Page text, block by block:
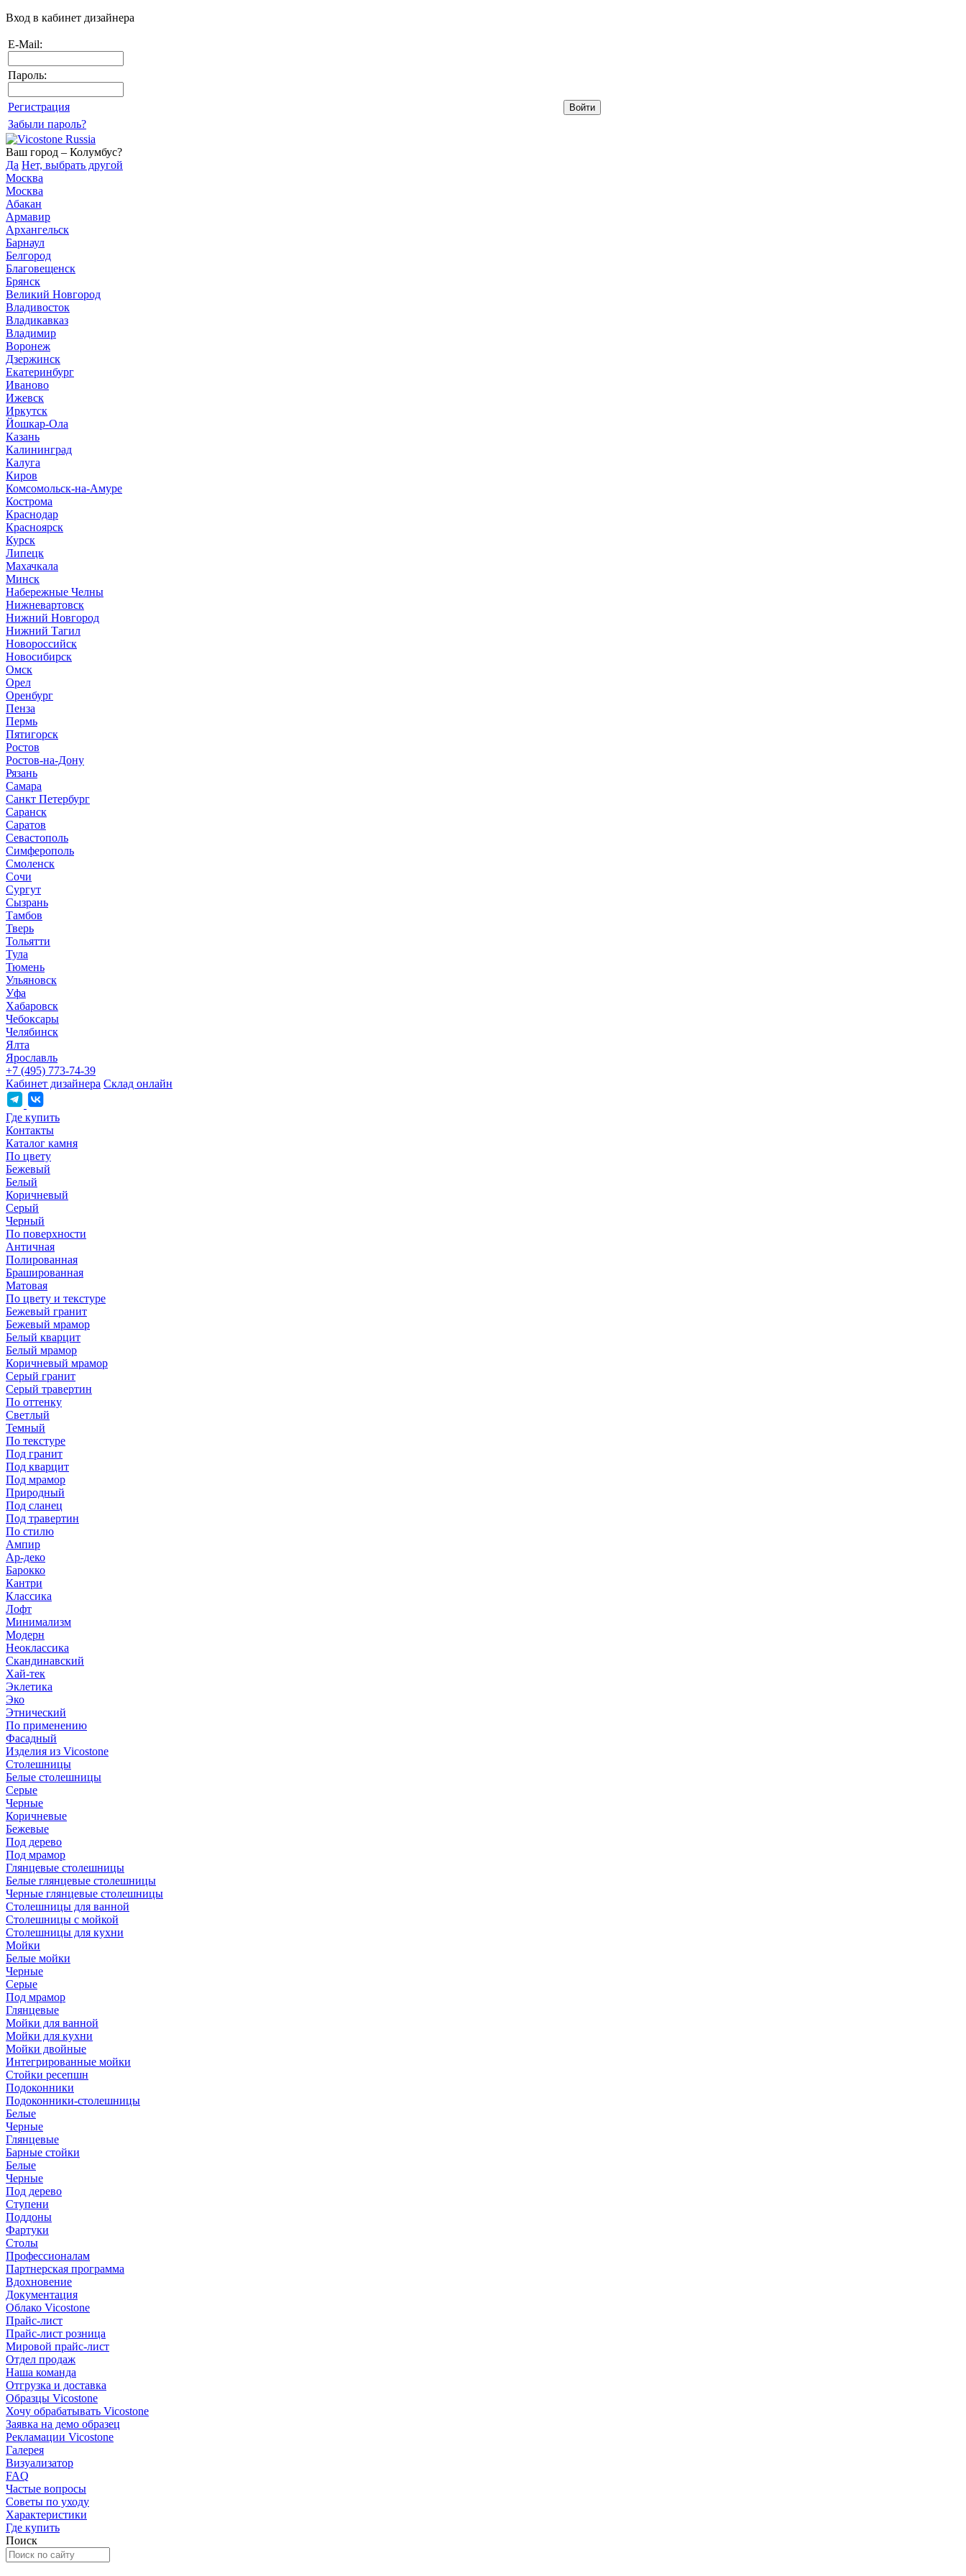
Вход в кабинет дизайнера
E-Mail:
Пароль:
Регистрация
Забыли пароль?
Ваш город – Колумбус?
Да Нет, выбрать другой
Москва
Москва
Абакан
Армавир
Архангельск
Барнаул
Белгород
Благовещенск
Брянск
Великий Новгород
Владивосток
Владикавказ
Владимир
Воронеж
Дзержинск
Екатеринбург
Иваново
Ижевск
Иркутск
Йошкар-Ола
Казань
Калининград
Калуга
Киров
Комсомольск-на-Амуре
Кострома
Краснодар
Красноярск
Курск
Липецк
Махачкала
Минск
Набережные Челны
Нижневартовск
Нижний Новгород
Нижний Тагил
Новороссийск
Новосибирск
Омск
Орел
Оренбург
Пенза
Пермь
Пятигорск
Ростов
Ростов-на-Дону
Рязань
Самара
Санкт Петербург
Саранск
Саратов
Севастополь
Симферополь
Смоленск
Сочи
Сургут
Сызрань
Тамбов
Тверь
Тольятти
Тула
Тюмень
Ульяновск
Уфа
Хабаровск
Чебоксары
Челябинск
Ялта
Ярославль
+7 (495) 773-74-39
Кабинет дизайнера Склад онлайн
Где купить
Контакты
Каталог камня
По цвету
Бежевый
Белый
Коричневый
Серый
Черный
По поверхности
Античная
Полированная
Брашированная
Матовая
По цвету и текстуре
Бежевый гранит
Бежевый мрамор
Белый кварцит
Белый мрамор
Коричневый мрамор
Серый гранит
Серый травертин
По оттенку
Светлый
Темный
По текстуре
Под гранит
Под кварцит
Под мрамор
Природный
Под сланец
Под травертин
По стилю
Ампир
Ар-деко
Барокко
Кантри
Классика
Лофт
Минимализм
Модерн
Неоклассика
Скандинавский
Хай-тек
Эклетика
Эко
Этнический
По применению
Фасадный
Изделия из Vicostone
Столешницы
Белые столешницы
Серые
Черные
Коричневые
Бежевые
Под дерево
Под мрамор
Глянцевые столешницы
Белые глянцевые столешницы
Черные глянцевые столешницы
Столешницы для ванной
Столешницы с мойкой
Столешницы для кухни
Мойки
Белые мойки
Черные
Серые
Под мрамор
Глянцевые
Мойки для ванной
Мойки для кухни
Мойки двойные
Интегрированные мойки
Стойки ресепшн
Подоконники
Подоконники-столешницы
Белые
Черные
Глянцевые
Барные стойки
Белые
Черные
Под дерево
Ступени
Поддоны
Фартуки
Столы
Профессионалам
Партнерская программа
Вдохновение
Документация
Облако Vicostone
Прайс-лист
Прайс-лист розница
Мировой прайс-лист
Отдел продаж
Наша команда
Отгрузка и доставка
Образцы Vicostone
Хочу обрабатывать Vicostone
Заявка на демо образец
Рекламации Vicostone
Галерея
Визуализатор
FAQ
Частые вопросы
Советы по уходу
Характеристики
Где купить
Поиск